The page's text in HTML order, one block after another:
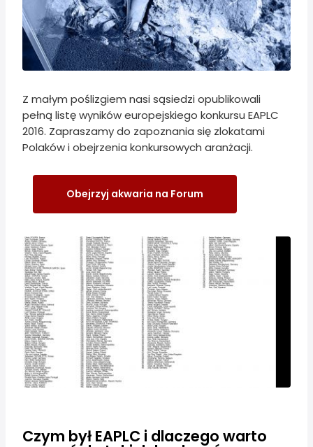
Z małym poślizgiem nasi sąsiedzi opublikowali
pełną listę wyników europejskiego konkursu EAPLC
2016. Zapraszamy do zapoznania się zlokatami
Polaków i obejrzenia konkursowych aranżacji.
Obejrzyj akwaria na Forum
Czym był EAPLC i dlaczego warto